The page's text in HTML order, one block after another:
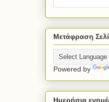
Μετάφραση
Powered by
Ημερήσια